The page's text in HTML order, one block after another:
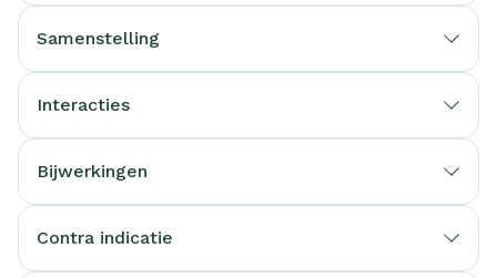
Samenstelling
Interacties
Bijwerkingen
Contra indicatie